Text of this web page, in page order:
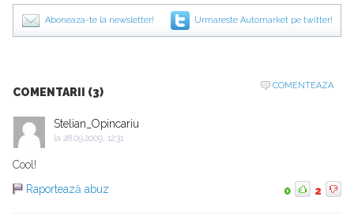
Aboneaza-te la newsletter! Urmareste Automarket pe twitter!
COMENTARII (3)
COMENTEAZA
Stelian_Opincariu
la 28.09.2009, 12:31
Cool!
Raportează abuz
0 2